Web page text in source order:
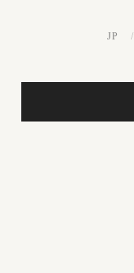
JP /